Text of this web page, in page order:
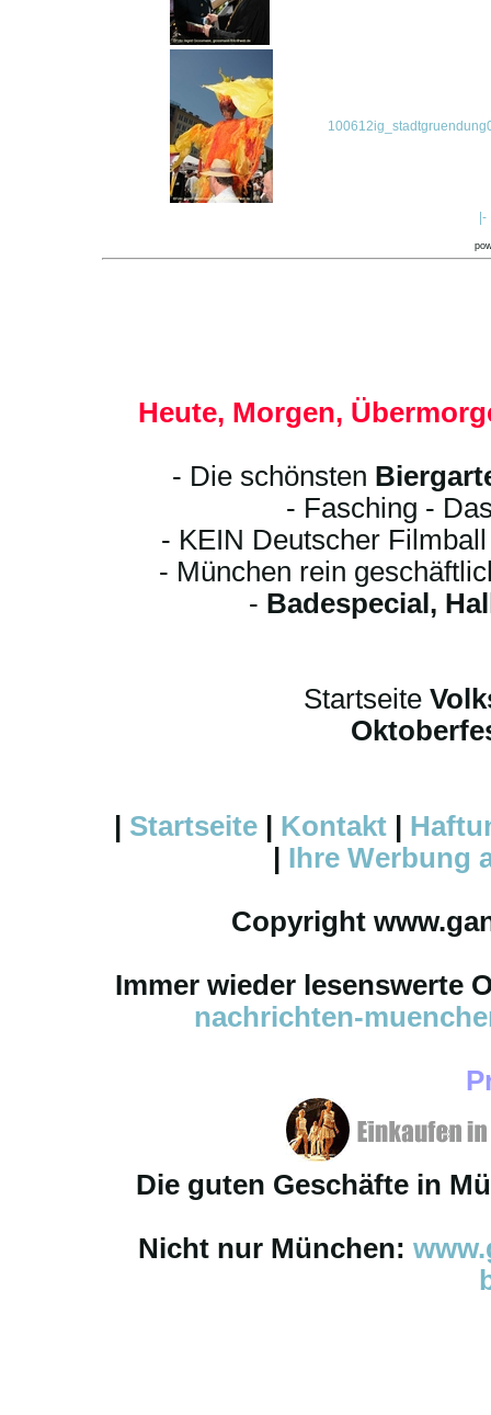
Heute, Morgen,
- Die schönsten
- Fasching -
- KEIN Deutscher
- München rein
- Badespecial,
Startseite
Startseite Kontakt
Ihre Werbung
Copyright
Immer wieder lesenswerte
nachrichten-
Die guten Geschäfte in
Nicht nur München: